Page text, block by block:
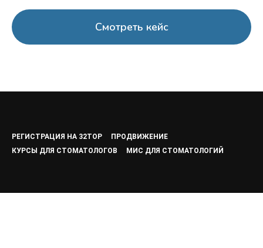
Смотреть кейс
РЕГИСТРАЦИЯ НА 32TOP
ПРОДВИЖЕНИЕ
КУРСЫ ДЛЯ СТОМАТОЛОГОВ
МИС ДЛЯ СТОМАТОЛОГИЙ